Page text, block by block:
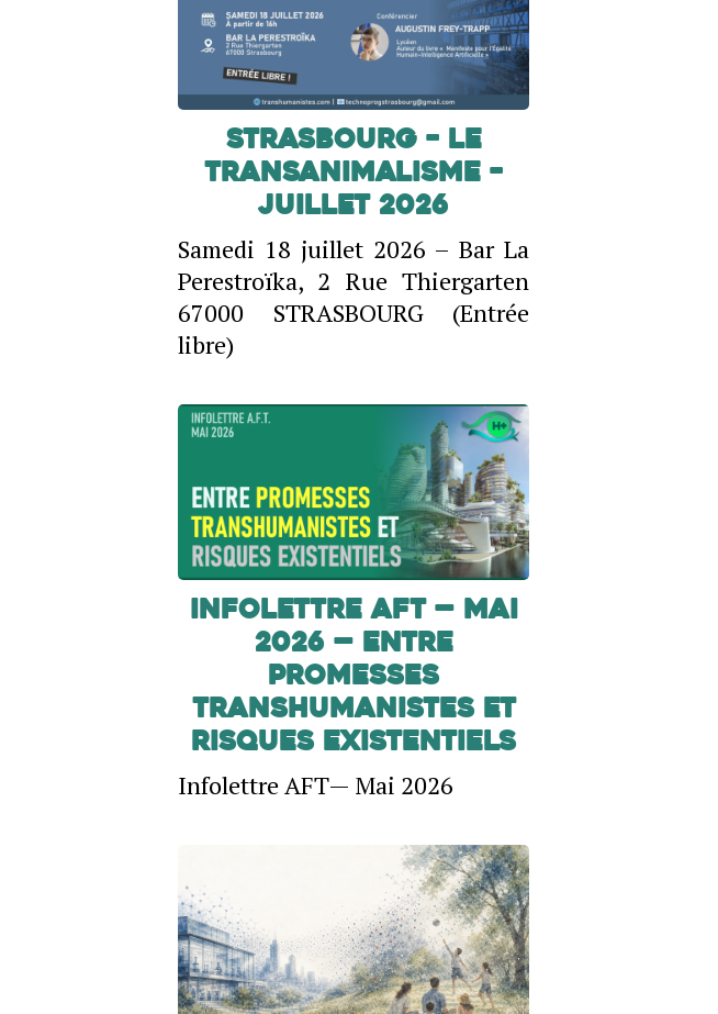
Strasbourg – Le
transanimalisme –
Juillet 2026
Samedi 18 juillet 2026 – Bar La
Perestroïka, 2 Rue Thiergarten
67000 STRASBOURG (Entrée
libre)
INFOLETTRE AFT — Mai
2026 — Entre
promesses
transhumanistes et
risques existentiels
Infolettre AFT— Mai 2026